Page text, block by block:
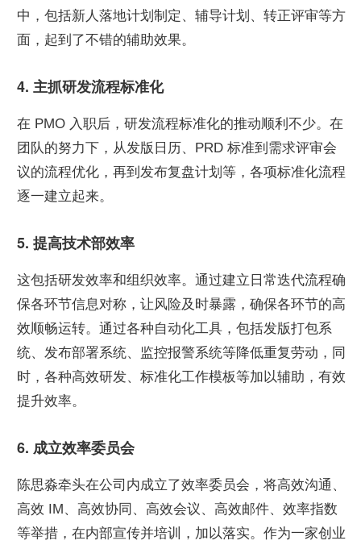
中，包括新人落地计划制定、辅导计划、转正评审等方
面，起到了不错的辅助效果。
4. 主抓研发流程标准化
在 PMO 入职后，研发流程标准化的推动顺利不少。在
团队的努力下，从发版日历、PRD 标准到需求评审会
议的流程优化，再到发布复盘计划等，各项标准化流程
逐一建立起来。
5. 提高技术部效率
这包括研发效率和组织效率。通过建立日常迭代流程确
保各环节信息对称，让风险及时暴露，确保各环节的高
效顺畅运转。通过各种自动化工具，包括发版打包系
统、发布部署系统、监控报警系统等降低重复劳动，同
时，各种高效研发、标准化工作模板等加以辅助，有效
提升效率。
6. 成立效率委员会
陈思淼牵头在公司内成立了效率委员会，将高效沟通、
高效 IM、高效协同、高效会议、高效邮件、效率指数
等举措，在内部宣传并培训，加以落实。作为一家创业